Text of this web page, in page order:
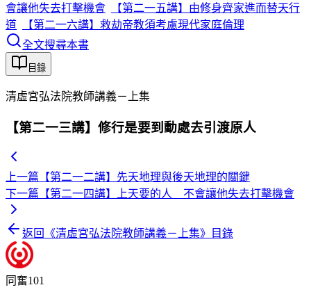
會讓他失去打擊機會
【第二一五講】由修身齊家進而替天行
道
【第二一六講】救劫帝教須考慮現代家庭倫理
全文搜尋本書
目錄
清虛宮弘法院教師講義－上集
【第二一三講】修行是要到動處去引渡原人
上一篇 【第二一二講】先天地理與後天地理的關鍵
下一篇 【第二一四講】上天要的人 不會讓他失去打擊機會
返回《清虛宮弘法院教師講義－上集》目錄
同奮101